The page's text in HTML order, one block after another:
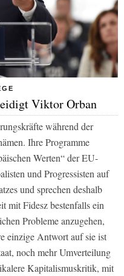
Viktor Orban
während der
Ihre Programme
Werten“ der EU-
und Progressisten auf
und sprechen deshalb
mit Fidesz bestenfalls ein
Probleme anzugehen,
einzige Antwort auf sie ist
noch mehr Umverteilung
Kapitalismuskritik, mit